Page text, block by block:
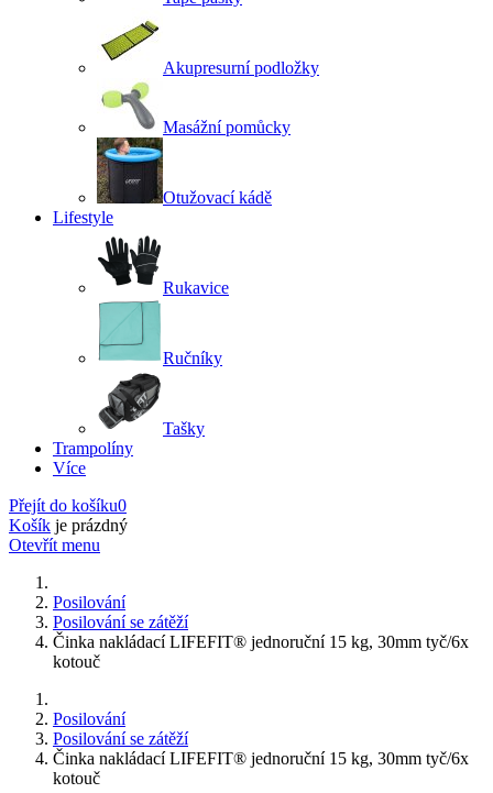
Akupresurní podložky
Masážní pomůcky
Otužovací kádě
Lifestyle
Rukavice
Ručníky
Tašky
Trampolíny
Více
Přejít do košíku0
Košík je prázdný
Otevřít menu
Posilování
Posilování se zátěží
Činka nakládací LIFEFIT® jednoruční 15 kg, 30mm tyč/6x
kotouč
Posilování
Posilování se zátěží
Činka nakládací LIFEFIT® jednoruční 15 kg, 30mm tyč/6x
kotouč